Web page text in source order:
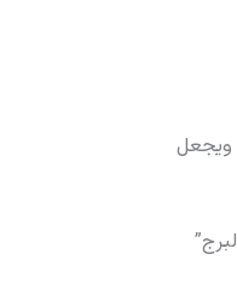
ويجعل